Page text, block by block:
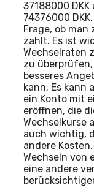
37188000 DKK
74376000
Frage, ob man
zahlt. Es ist
Wechselraten
zu überprüfen,
besseres
kann. Es kann
ein Konto mit
eröffnen, die
Wechselkurse
auch wichtig,
andere
Wechseln von
eine andere